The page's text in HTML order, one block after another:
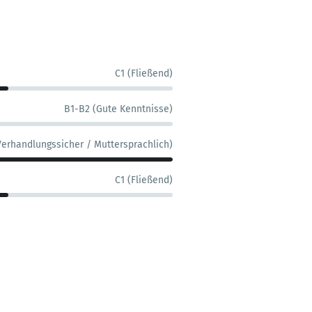
C1 (Fließend)
B1-B2 (Gute Kenntnisse)
/ Muttersprachlich)
C1 (Fließend)